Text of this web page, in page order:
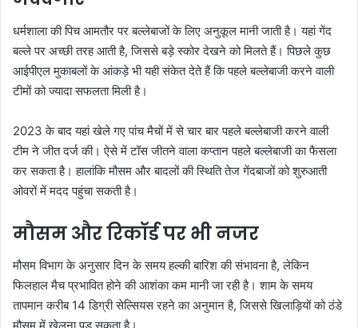
धर्मशाला की पिच आमतौर पर बल्लेबाजों के लिए अनुकूल मानी जाती है। यहां गेंद
बल्ले पर अच्छी तरह आती है, जिससे बड़े स्कोर देखने को मिलते हैं। पिछले कुछ
आईपीएल मुकाबलों के आंकड़े भी यही संकेत देते हैं कि पहले बल्लेबाजी करने वाली
टीमों को ज्यादा सफलता मिली है।
2023 के बाद यहां खेले गए पांच मैचों में से चार बार पहले बल्लेबाजी करने वाली
टीम ने जीत दर्ज की। ऐसे में टॉस जीतने वाला कप्तान पहले बल्लेबाजी का फैसला
कर सकता है। हालांकि मौसम और बादलों की स्थिति तेज गेंदबाजों को शुरुआती
ओवरों में मदद पहुंचा सकती है।
मौसम और रिकॉर्ड पर भी नजर
मौसम विभाग के अनुसार दिन के समय हल्की बारिश की संभावना है, लेकिन
फिलहाल मैच प्रभावित होने की आशंका कम मानी जा रही है। शाम के समय
तापमान करीब 14 डिग्री सेल्सियस रहने का अनुमान है, जिससे खिलाड़ियों को ठंडे